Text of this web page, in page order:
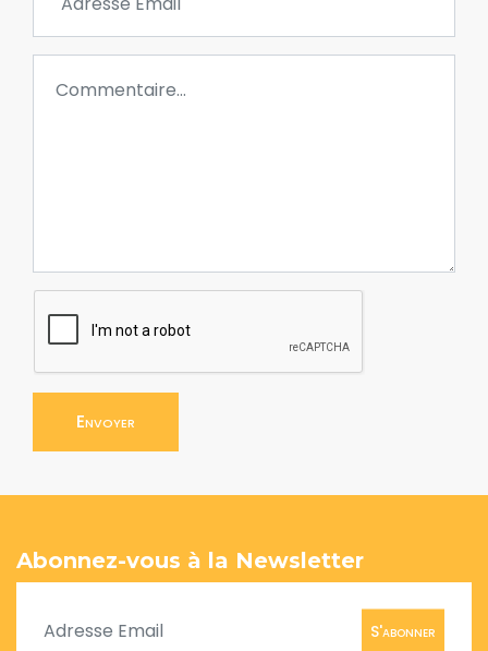
Envoyer
Abonnez-vous à la Newsletter
S'abonner